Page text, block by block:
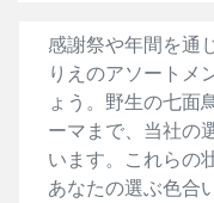
感謝祭や年間を通
りえのアソートメ
ょう。野生の七面
ーマまで、当社の
います。これらの
あなたの選ぶ色合